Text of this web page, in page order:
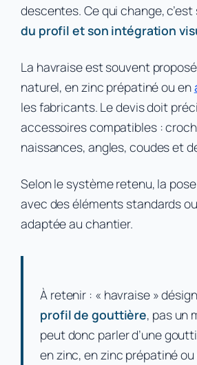
descentes. Ce qui change,
du profil et son intégration
La havraise est souvent
naturel, en zinc prépatiné ou en
les fabricants. Le devis doit
accessoires compatibles :
naissances, angles, coudes et
Selon le système retenu, la
avec des éléments standards
adaptée au chantier.
À retenir : « havraise »
profil de gouttière, pas un
peut donc parler d’une
en zinc, en zinc prépatiné ou